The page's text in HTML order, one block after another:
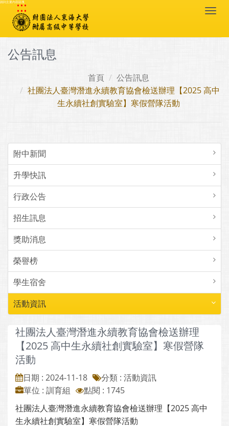
跳到主要內容區塊
:::
公告訊息
首頁
公告訊息
社團法人臺灣潛進永續教育協會檢送辦理【2025 高中
生永續社創實驗室】寒假營隊活動
附中新聞
升學快訊
行政公告
招生訊息
獎助消息
榮譽榜
學生宿舍
活動資訊
社團法人臺灣潛進永續教育協會檢送辦理
【2025 高中生永續社創實驗室】寒假營隊
活動
日期 : 2024-11-18
分類 : 活動資訊
單位 : 訓育組
點閱 : 1745
社團法人臺灣潛進永續教育協會檢送辦理【2025 高中
生永續社創實驗室】寒假營隊活動